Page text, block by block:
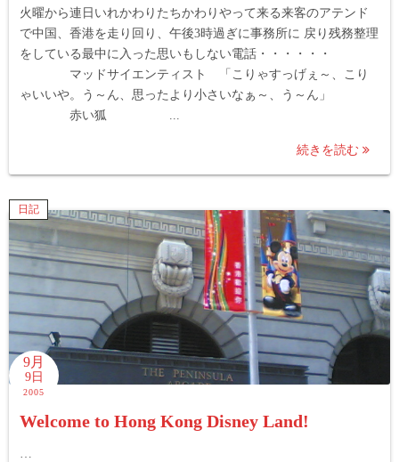
火曜から連日いれかわりたちかわりやって来る来客のアテンド
で中国、香港を走り回り、午後3時過ぎに事務所に 戻り残務整理
をしている最中に入った思いもしない電話・・・・・・
マッドサイエンティスト 「こりゃすっげぇ～、こり
ゃいいや。う～ん、思ったより小さいなぁ～、う～ん」
赤い狐 ...
続きを読む
日記
9月
9日
2005
Welcome to Hong Kong Disney Land!
…